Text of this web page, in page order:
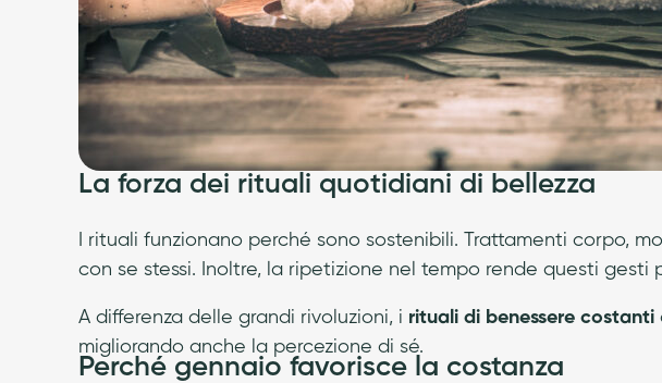
La forza dei rituali quotidiani di bellezza
I rituali funzionano perché sono sostenibili. Trattamenti corpo,
con se stessi. Inoltre, la ripetizione nel tempo rende questi
A differenza delle grandi rivoluzioni, i rituali di benessere costanti
migliorando anche la percezione di sé.
Perché gennaio favorisce la costanza